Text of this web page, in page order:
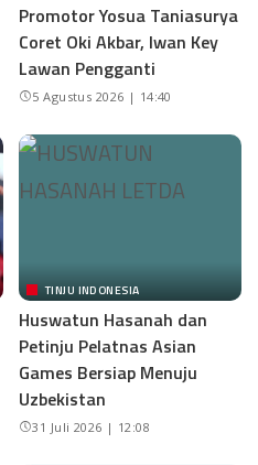
Promotor Yosua Taniasurya
Coret Oki Akbar, Iwan Key
Lawan Pengganti
5 Agustus 2026 | 14:40
TINJU INDONESIA
Huswatun Hasanah dan
Petinju Pelatnas Asian
Games Bersiap Menuju
Uzbekistan
31 Juli 2026 | 12:08